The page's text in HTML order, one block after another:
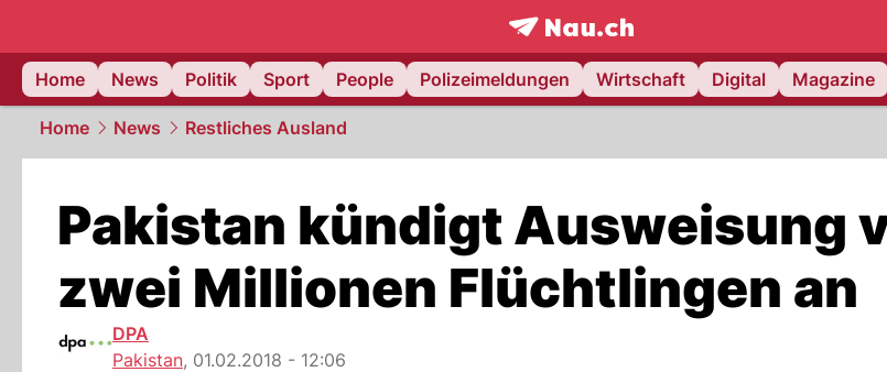
frontpage.NAU.ch
Home
News Politik Sport People Polizeimeldungen Wirtschaft Digital Magazine
Home News Restliches Ausland
Pakistan kündigt Ausweisung
zwei Millionen Flüchtlingen an
DPA
Pakistan, 01.02.2018 - 12:06